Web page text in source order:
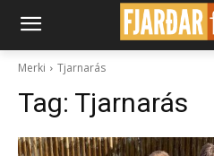
Merki Tjarnarás
Tag: Tjarnarás